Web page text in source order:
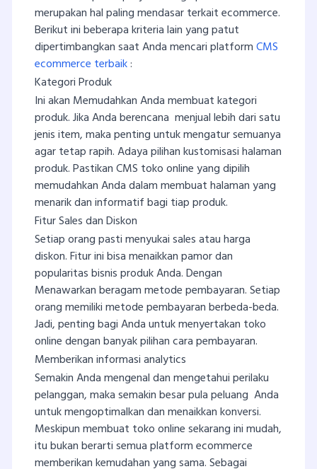
merupakan hal paling mendasar terkait ecommerce.
Berikut ini beberapa kriteria lain yang patut
dipertimbangkan saat Anda mencari platformCMS
ecommerce terbaik:
Kategori Produk
Ini akan Memudahkan Anda membuat kategori
produk. Jika Anda berencana menjual lebih dari satu
jenis item, maka penting untuk mengatur semuanya
agar tetap rapih. Adaya pilihan kustomisasi halaman
produk. Pastikan CMS toko online yang dipilih
memudahkan Anda dalam membuat halaman yang
menarik dan informatif bagi tiap produk.
Fitur Sales dan Diskon
Setiap orang pasti menyukai sales atau harga
diskon. Fitur ini bisa menaikkan pamor dan
popularitas bisnis produk Anda. Dengan
Menawarkan beragam metode pembayaran. Setiap
orang memiliki metode pembayaran berbeda-beda.
Jadi, penting bagi Anda untuk menyertakan toko
online dengan banyak pilihan cara pembayaran.
Memberikan informasi analytics
Semakin Anda mengenal dan mengetahui perilaku
pelanggan, maka semakin besar pula peluang Anda
untuk mengoptimalkan dan menaikkan konversi.
Meskipun membuat toko online sekarang ini mudah,
itu bukan berarti semua platform ecommerce
memberikan kemudahan yang sama. Sebagai